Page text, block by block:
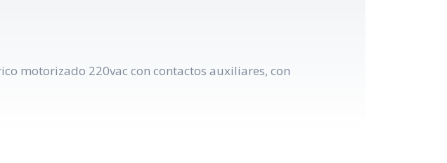
motorizado 220vac con contactos auxiliares, con